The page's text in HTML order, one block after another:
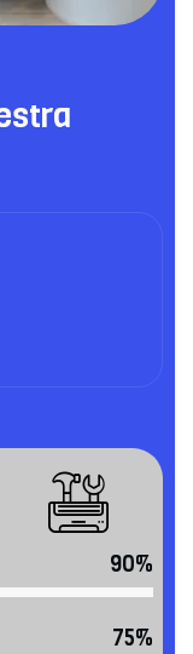
90%
75%